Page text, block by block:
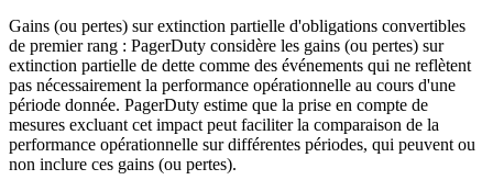
Gains (ou pertes) sur extinction partielle d'obligations convertibles
de premier rang : PagerDuty considère les gains (ou pertes) sur
extinction partielle de dette comme des événements qui ne reflètent
pas nécessairement la performance opérationnelle au cours d'une
période donnée. PagerDuty estime que la prise en compte de
mesures excluant cet impact peut faciliter la comparaison de la
performance opérationnelle sur différentes périodes, qui peuvent ou
non inclure ces gains (ou pertes).